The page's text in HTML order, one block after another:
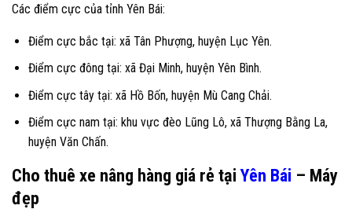
Các điểm cực của tỉnh Yên Bái:
Điểm cực bắc tại: xã Tân Phượng, huyện Lục Yên.
Điểm cực đông tại: xã Đại Minh, huyện Yên Bình.
Điểm cực tây tại: xã Hồ Bốn, huyện Mù Cang Chải.
Điểm cực nam tại: khu vực đèo Lũng Lô, xã Thượng Bằng La,
huyện Văn Chấn.
Cho thuê xe nâng hàng giá rẻ tạiYên Bái – Máy
đẹp